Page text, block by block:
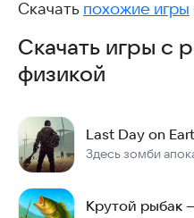
Скачать похожие игры
Скачать игры с
физикой
Last Day on